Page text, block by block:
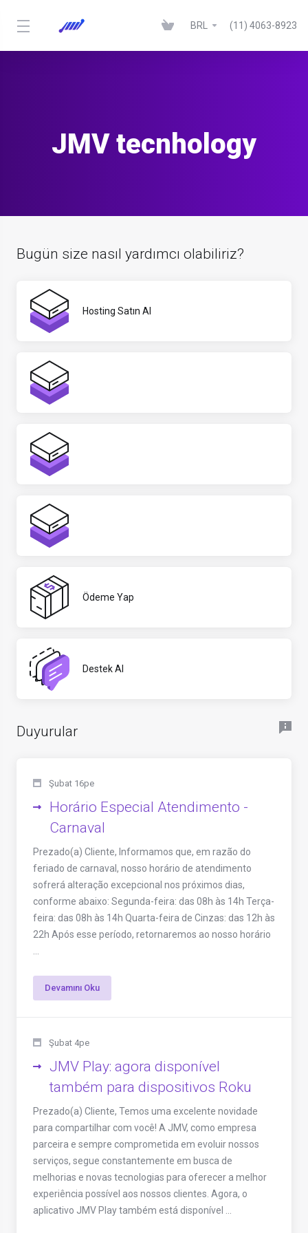
BRL (11) 4063-8923
JMV tecnhology
Bugün size nasıl yardımcı olabiliriz?
Hosting Satın Al
Ödeme Yap
Destek Al
Duyurular
Şubat 16pe
Horário Especial Atendimento -
Carnaval
Prezado(a) Cliente, Informamos que, em razão do
feriado de carnaval, nosso horário de atendimento
sofrerá alteração excepcional nos próximos dias,
conforme abaixo: Segunda-feira: das 08h às 14h Terça-
feira: das 08h às 14h Quarta-feira de Cinzas: das 12h às
22h Após esse período, retornaremos ao nosso horário
Devamını Oku
Şubat 4pe
JMV Play: agora disponível
também para dispositivos Roku
Prezado(a) Cliente, Temos uma excelente novidade
para compartilhar com você! A JMV, como empresa
parceira e sempre comprometida em evoluir nossos
serviços, segue constantemente em busca de
melhorias e novas tecnologias para oferecer a melhor
experiência possível aos nossos clientes. Agora, o
aplicativo JMV Play também está disponível ...